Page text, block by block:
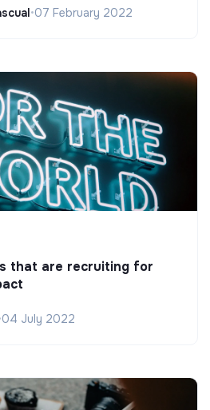
•07 February 2022
that are recruiting for
04 July 2022